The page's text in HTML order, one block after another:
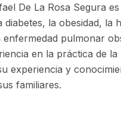
De La Rosa Segura
diabetes, la obesidad, la
enfermedad pulmonar
en la práctica de
experiencia y
familiares.